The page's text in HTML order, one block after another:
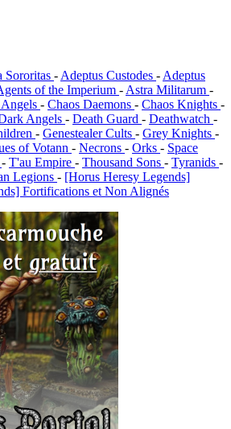
Sororitas -Adeptus Custodes -Adeptus
of the Imperium -Astra Militarum -
- Chaos Daemons - Chaos Knights -
Angels - Death Guard - Deathwatch -
- Genestealer Cults - Grey Knights -
of Votann - Necrons - Orks - Space
- T'au Empire - Thousand Sons - Tyranids -
Legions - [Horus Heresy Legends]
Fortifications et Non Alignés